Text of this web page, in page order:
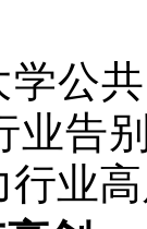
学公
业告
行业